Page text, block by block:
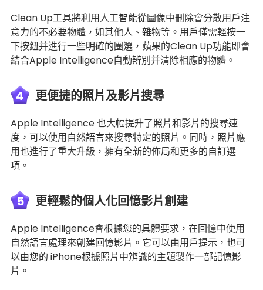
Clean Up工具將利用人工智能從圖像中刪除會分散用戶注
意力的不必要物體，如其他人、雜物等。用戶僅需輕按一
下按鈕并進行一些明確的圈選，蘋果的Clean Up功能即會
結合Apple Intelligence自動辨別并清除相應的物體。
4 更便捷的照片及影片搜尋
Apple Intelligence 也大幅提升了照片和影片的搜尋速
度，可以使用自然語言來搜尋特定的照片。同時，照片應
用也進行了重大升級，擁有全新的佈局和更多的自訂選
項。
5 更輕鬆的個人化回憶影片創建
Apple Intelligence會根據您的具體要求，在回憶中使用
自然語言處理來創建回憶影片。它可以由用戶提示，也可
以由您的 iPhone根據照片中辨識的主題製作一部記憶影
片。